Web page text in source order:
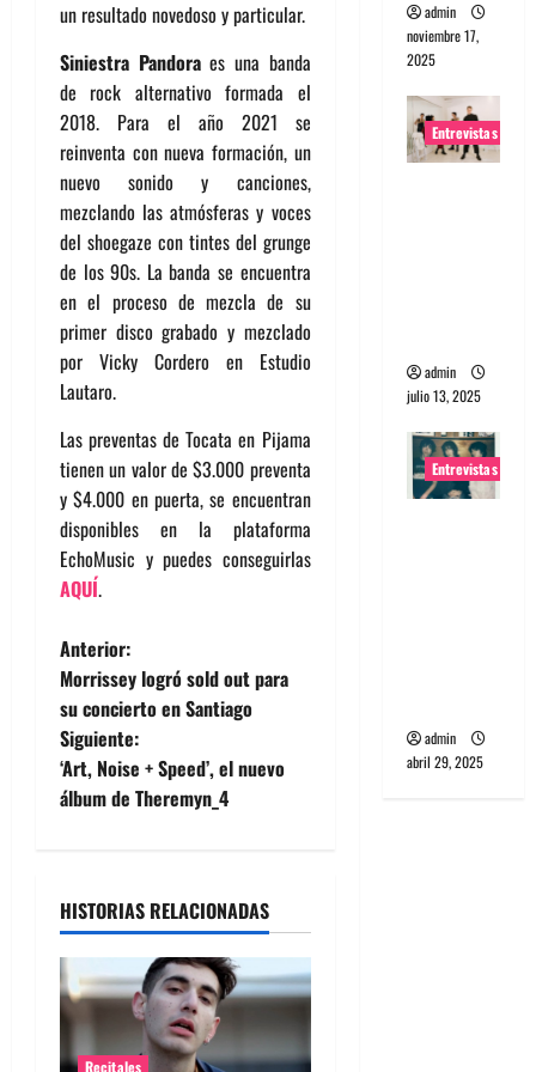
un resultado novedoso y particular.
Siniestra Pandoraes una banda
de rock alternativo formada el
2018. Para el año 2021 se
reinventa con nueva formación, un
nuevo sonido y canciones,
mezclando las atmósferas y voces
del shoegaze con tintes del grunge
de los 90s. La banda se encuentra
en el proceso de mezcla de su
primer disco grabado y mezclado
por Vicky Cordero en Estudio
Lautaro.
Las preventas de Tocata en Pijama
tienen un valor de $3.000 preventa
y $4.000 en puerta, se encuentran
disponibles en la plataforma
EchoMusic y puedes conseguirlas
AQUÍ.
N
a
v
e
a
c
i
ó
Anterior:
Morrissey logró sold out para
su concierto en Santiago
Siguiente:
‘Art, Noise + Speed’, el nuevo
álbum de Theremyn_4
HISTORIAS RELACIONADAS
Recitales
admin
noviembre 17,
2025
Entrevistas
admin
julio 13, 2025
Entrevistas
admin
abril 29, 2025